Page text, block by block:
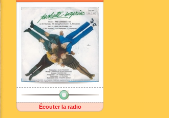
Écouter la radio